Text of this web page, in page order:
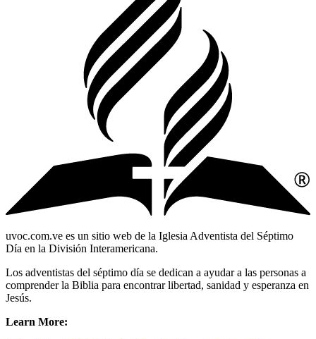
uvoc.com.ve es un sitio web de la Iglesia Adventista del Séptimo
Día en la División Interamericana.
Los adventistas del séptimo día se dedican a ayudar a las personas a
comprender la Biblia para encontrar libertad, sanidad y esperanza en
Jesús.
Learn More: